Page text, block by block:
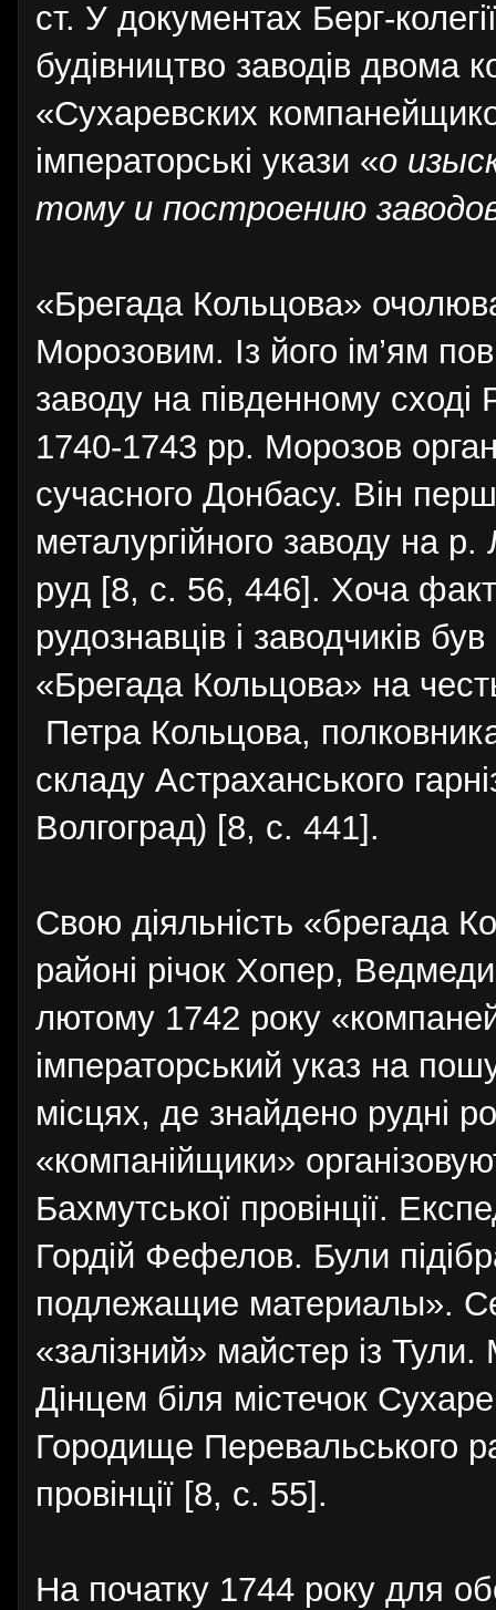
ст. У документах Берг-
будівництво заводів двома
«Сухаревских
імператорські укази «о
тому и построению
«Брегада Кольцова»
Морозовим. Із його ім’ям
заводу на південному сході
1740-1743 рр. Морозов
сучасного Донбасу. Він
металургійного заводу на р.
руд [8, с. 56, 446]. Хоча
рудознавців і заводчиків
«Брегада Кольцова» на
Петра Кольцова,
складу Астраханського
Волгоград) [8, с. 441].
Свою діяльність «брегада
районі річок Хопер,
лютому 1742 року
імператорський указ на
місцях, де знайдено рудні
«компанійщики»
Бахмутської провінції.
Гордій Фефелов. Були
подлежащие материалы».
«залізний» майстер із
Дінцем біля містечок
Городище Перевальського
провінції [8, с. 55].
На початку 1744 року для